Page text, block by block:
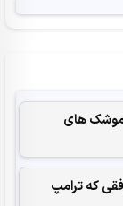
موشک های
که ترامپ